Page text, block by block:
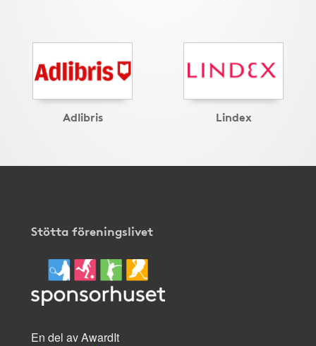
Adlibris Lindex
Stötta föreningslivet
En del av AwardIt